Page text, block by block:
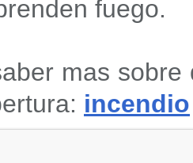
fuego.
mas
incendio